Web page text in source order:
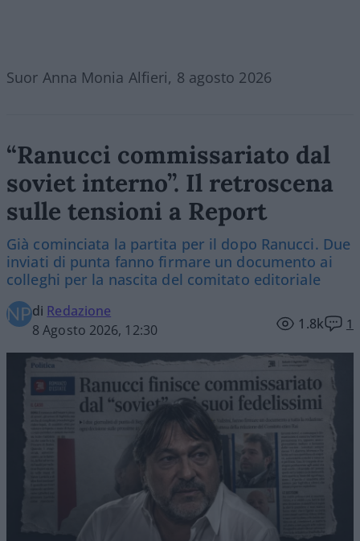
Suor Anna Monia Alfieri, 8 agosto 2026
“Ranucci commissariato dal
soviet interno”. Il retroscena
sulle tensioni a Report
Già cominciata la partita per il dopo Ranucci. Due
inviati di punta fanno firmare un documento ai
colleghi per la nascita del comitato editoriale
di Redazione
8 Agosto 2026, 12:30
1.8k 1